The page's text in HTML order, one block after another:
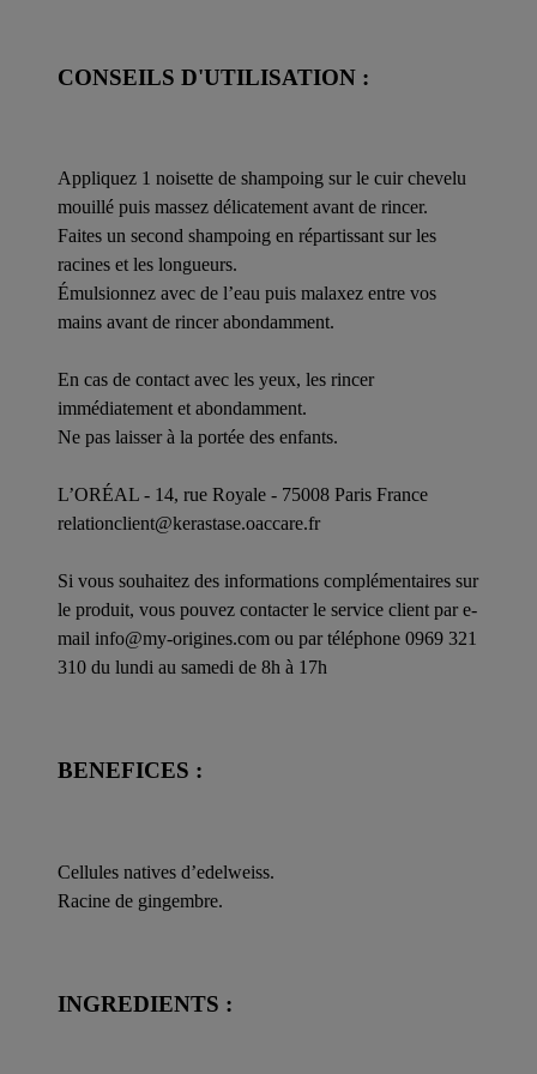
CONSEILS D'UTILISATION :
Appliquez 1 noisette de shampoing sur le cuir chevelu
mouillé puis massez délicatement avant de rincer.
Faites un second shampoing en répartissant sur les
racines et les longueurs.
Émulsionnez avec de l’eau puis malaxez entre vos
mains avant de rincer abondamment.
En cas de contact avec les yeux, les rincer
immédiatement et abondamment.
Ne pas laisser à la portée des enfants.
L’ORÉAL - 14, rue Royale - 75008 Paris France
relationclient@kerastase.oaccare.fr
Si vous souhaitez des informations complémentaires sur
le produit, vous pouvez contacter le service client par e-
mail info@my-origines.com ou par téléphone 0969 321
310 du lundi au samedi de 8h à 17h
BENEFICES :
Cellules natives d’edelweiss.
Racine de gingembre.
INGREDIENTS :